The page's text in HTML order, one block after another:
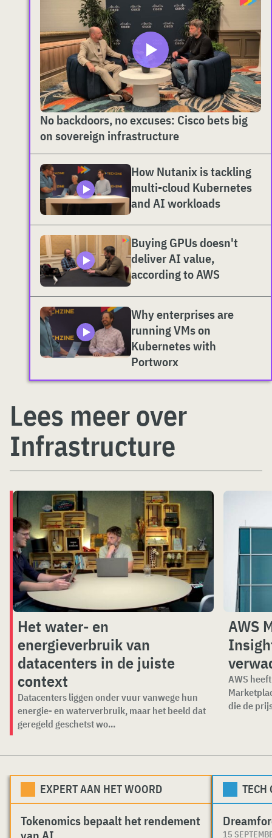
No backdoors, no excuses: Cisco bets big
on sovereign infrastructure
How Nutanix is tackling
multi-cloud Kubernetes
and AI workloads
Buying GPUs doesn't
deliver AI value,
according to AWS
Why enterprises are
running VMs on
Kubernetes with
Portworx
Lees meer over
Infrastructure
Het water- en
energieverbruik van
datacenters in de juiste
context
Datacenters liggen onder vuur vanwege hun
energie- en waterverbruik, maar het beeld dat
geregeld geschetst wo...
AWS
AWS
die de
EXPERT AAN HET WOORD
Tokenomics bepaalt het rendement
TECH
15